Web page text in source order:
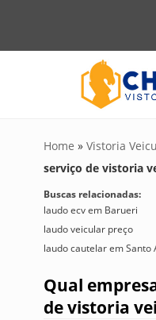
Home » Vistoria
serviço de vistoria
Buscas relacionadas:
laudo ecv em Barueri
laudo veicular preço
laudo cautelar em Santo
Qual
de vistoria